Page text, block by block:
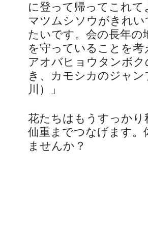
に登って帰ってこれ
マツムシソウがきれ
たいです。会の長年の
を守っていることを
アオバヒョウタンボ
き、カモシカのジャ
川）」
花たちはもうすっかり
仙重までつなげます
ませんか？